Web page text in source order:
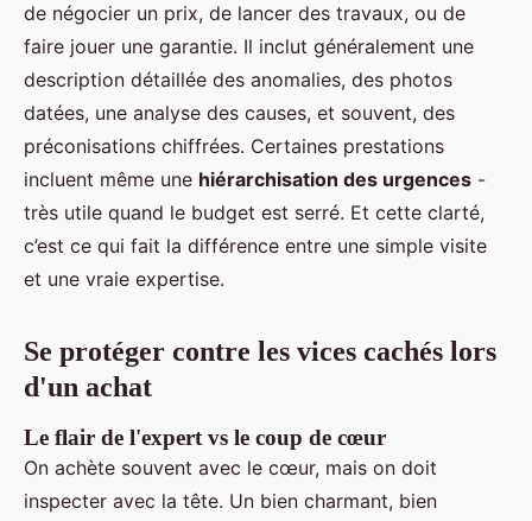
de négocier un prix, de lancer des travaux, ou de
faire jouer une garantie. Il inclut généralement une
description détaillée des anomalies, des photos
datées, une analyse des causes, et souvent, des
préconisations chiffrées. Certaines prestations
incluent même une hiérarchisation des urgences -
très utile quand le budget est serré. Et cette clarté,
c’est ce qui fait la différence entre une simple visite
et une vraie expertise.
Se protéger contre les vices cachés lors
d'un achat
Le flair de l'expert vs le coup de cœur
On achète souvent avec le cœur, mais on doit
inspecter avec la tête. Un bien charmant, bien